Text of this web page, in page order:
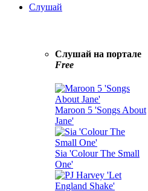
Слушай
Слушай на портале
Free
Maroon 5 'Songs About
Jane'
Sia 'Colour The Small
One'